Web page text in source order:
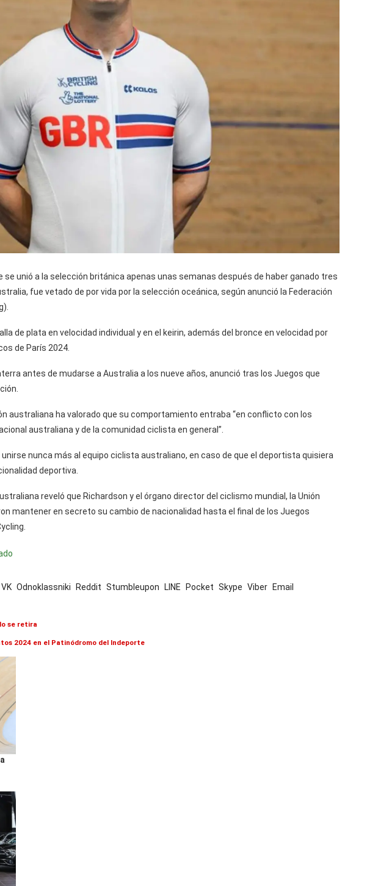
se unió a la selección británica apenas unas semanas después de haber ganado tres
fue vetado de por vida por la selección oceánica, según anunció la Federación
de plata en velocidad individual y en el keirin, además del bronce en velocidad por
de París 2024.
antes de mudarse a Australia a los nueve años, anunció tras los Juegos que
australiana ha valorado que su comportamiento entraba “en conflicto con los
australiana y de la comunidad ciclista en general”.
unirse nunca más al equipo ciclista australiano, en caso de que el deportista quisiera
deportiva.
reveló que Richardson y el órgano director del ciclismo mundial, la Unión
mantener en secreto su cambio de nacionalidad hasta el final de los Juegos
VK Odnoklassniki Reddit Stumbleupon LINE Pocket Skype Viber Email
se retira
2024 en el Patinódromo del Indeporte